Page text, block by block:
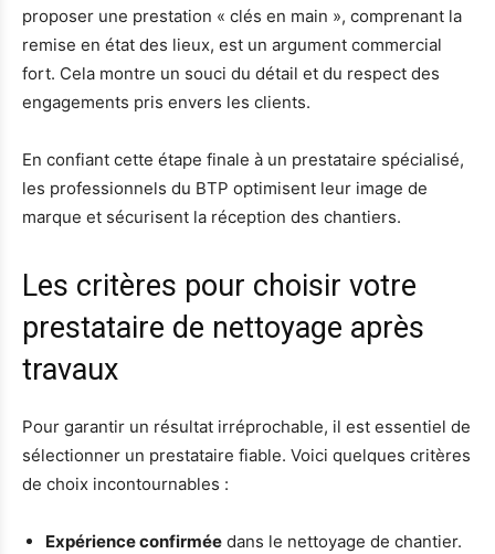
proposer une prestation « clés en main », comprenant la
remise en état des lieux, est un argument commercial
fort. Cela montre un souci du détail et du respect des
engagements pris envers les clients.
En confiant cette étape finale à un prestataire spécialisé,
les professionnels du BTP optimisent leur image de
marque et sécurisent la réception des chantiers.
Les critères pour choisir votre
prestataire de nettoyage après
travaux
Pour garantir un résultat irréprochable, il est essentiel de
sélectionner un prestataire fiable. Voici quelques critères
de choix incontournables :
Expérience confirmée dans le nettoyage de chantier.